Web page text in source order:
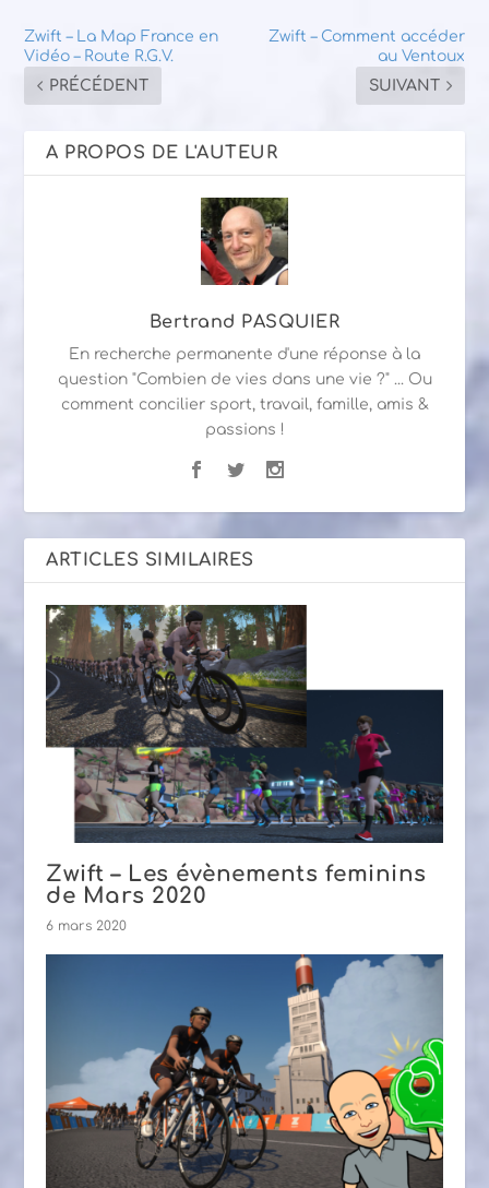
Zwift – La Map France en
Vidéo – Route R.G.V.
PRÉCÉDENT
Zwift – Comment accéder
au Ventoux
SUIVANT
A PROPOS DE L'AUTEUR
Bertrand PASQUIER
En recherche permanente d'une réponse à la
question "Combien de vies dans une vie ?" ... Ou
comment concilier sport, travail, famille, amis &
passions !
ARTICLES SIMILAIRES
Zwift – Les évènements feminins
de Mars 2020
6 mars 2020